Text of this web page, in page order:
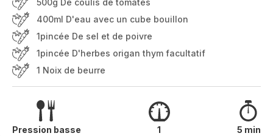
500g De coulis de tomates
400ml D'eau avec un cube bouillon
1pincée De sel et de poivre
1pincée D'herbes origan thym facultatif
1 Noix de beurre
Pression basse 1 5 min